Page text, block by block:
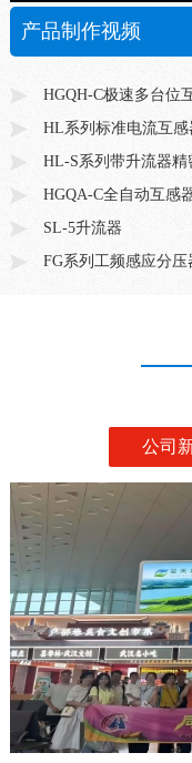
产品制作视频
HGQH-C极速多台位
HL系列标准电流互感
HL-S系列带升流器精
HGQA-C全自动互感
SL-5升流器
FG系列工频感应分压
HJ-S10G3带升压器
公司